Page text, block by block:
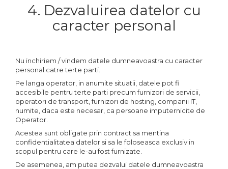
4. Dezvaluirea datelor cu
caracter personal
Nu inchiriem / vindem datele dumneavoastra cu caracter
personal catre terte parti.
Pe langa operator, in anumite situatii, datele pot fi
accesibile pentru terte parti precum furnizori de servicii,
operatori de transport, furnizori de hosting, companii IT,
numite, daca este necesar, ca persoane imputernicite de
Operator.
Acestea sunt obligate prin contract sa mentina
confidentialitatea datelor si sa le foloseasca exclusiv in
scopul pentru care le-au fost furnizate.
De asemenea, am putea dezvalui datele dumneavoastra